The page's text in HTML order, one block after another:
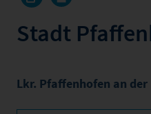
Stadt
Lkr. Pfaffenhofen an der